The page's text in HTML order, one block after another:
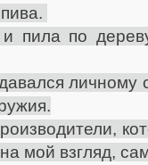
и пила по
личному
мой взгляд,